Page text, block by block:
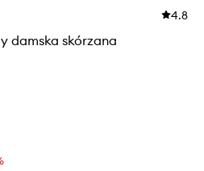
4.8
damska skórzana